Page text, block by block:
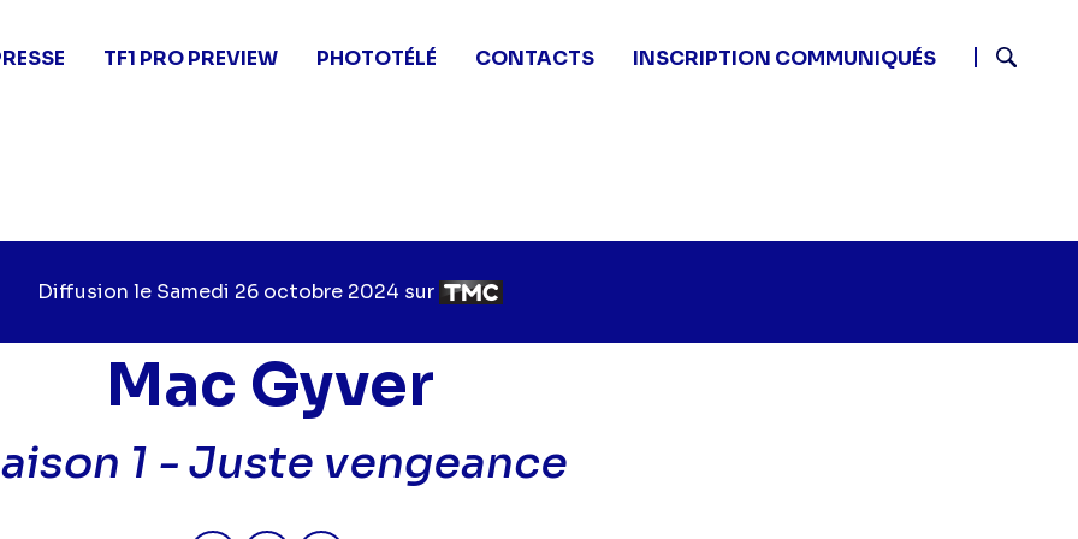
TF1 PRO PREVIEW PHOTOTÉLÉ CONTACTS
INSCRIPTION COMMUNIQUÉS
Diffusion le Jour
diffusion
Samedi 26 octobre 2024 sur Chaîne
diffusion
Mac Gyver
1 - Juste vengeance